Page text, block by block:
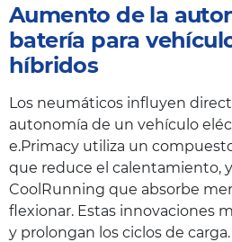
Aumento de la
batería para
híbridos
Los neumáticos influyen
autonomía de un vehículo
e.Primacy utiliza un
que reduce el calentamiento,
CoolRunning que absorbe
flexionar. Estas innovaciones
y prolongan los ciclos de carga.